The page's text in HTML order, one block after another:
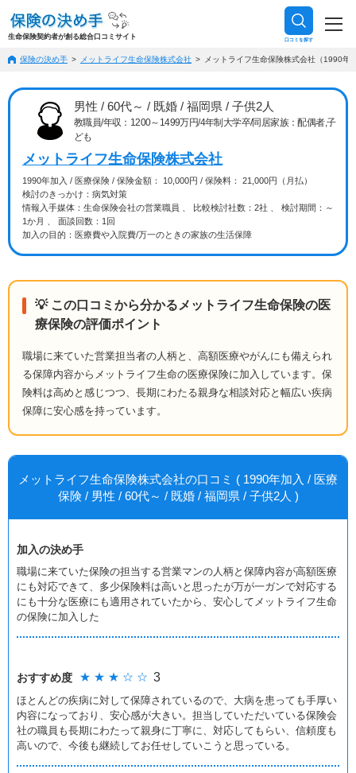
生命保険契約者が創る総合口コミサイト 口コミを探す
保険の決め手 メットライフ生命保険株式会社 メットライフ生命保険株式会社（1990
男性 / 60代～ / 既婚 / 福岡県 / 子供2人
教職員/年収：1200～1499万円/4年制大学卒/同居家族：配偶者,子
ども
メットライフ生命保険株式会社
1990年加入 / 医療保険 / 保険金額： 10,000円 / 保険料： 21,000円（月払）
検討のきっかけ：病気対策
情報入手媒体：生命保険会社の営業職員 、 比較検討社数：2社 、 検討期間：～
1か月 、 面談回数：1回
加入の目的：医療費や入院費/万一のときの家族の生活保障
💡 この口コミから分かるメットライフ生命保険の医
療保険の評価ポイント
職場に来ていた営業担当者の人柄と、高額医療やがんにも備えられ
る保障内容からメットライフ生命の医療保険に加入しています。保
険料は高めと感じつつ、長期にわたる親身な相談対応と幅広い疾病
保障に安心感を持っています。
メットライフ生命保険株式会社の口コミ ( 1990年加入 / 医療
保険 / 男性 / 60代～ / 既婚 / 福岡県 / 子供2人 )
加入の決め手
職場に来ていた保険の担当する営業マンの人柄と保障内容が高額医療
にも対応できて、多少保険料は高いと思ったが万が一ガンで対応する
にも十分な医療にも適用されていたから、安心してメットライフ生命
の保険に加入した
おすすめ度 ★ ★ ★ ☆ ☆ 3
ほとんどの疾病に対して保障されているので、大病を患っても手厚い
内容になっており、安心感が大きい。担当していただいている保険会
社の職員も長期にわたって親身に丁寧に、対応してもらい、信頼度も
高いので、今後も継続してお任せしていこうと思っている。